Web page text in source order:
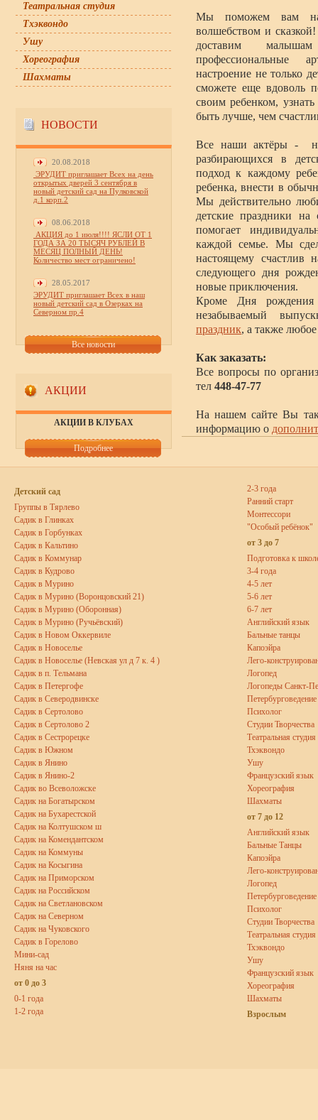
Театральная студия
Тхэквондо
Ушу
Хореография
Шахматы
НОВОСТИ
20.08.2018
ЭРУДИТ приглашает Всех на день
открытых дверей 3 сентября в
новый детский сад на Пулковской
д.1 корп.2
08.06.2018
АКЦИЯ до 1 июля!!!! ЯСЛИ ОТ 1
ГОДА ЗА 20 ТЫСЯЧ РУБЛЕЙ В
МЕСЯЦ ПОЛНЫЙ ДЕНЬ!
Количество мест ограничено!
28.05.2017
ЭРУДИТ приглашает Всех в наш
новый детский сад в Озерках на
Северном пр.4
Все новости
АКЦИИ
АКЦИИ В КЛУБАХ
Подробнее
Мы поможем вам
волшебством и
доставим
профессиональные
настроение не только
сможете еще вдоволь
своим ребенком,
быть лучше, чем
Все наши актёры -
разбирающихся в
подход к каждому
ребенка, внести в
Мы действительно
детские праздники
помогает
каждой семье. Мы
настоящему счастлив
следующего дня
новые приключения.
Кроме Дня
незабываемый
праздник, а также
Как заказать:
Все вопросы по
тел 448-47-77
На нашем сайте Вы
информацию о
Детский сад
Группы в Тярлево
Садик в Глинках
Садик в Горбунках
Садик в Кальтино
Садик в Коммунар
Садик в Кудрово
Садик в Мурино
Садик в Мурино (Воронцовский 21)
Садик в Мурино (Оборонная)
Садик в Мурино (Ручьёвский)
Садик в Новом Оккервиле
Садик в Новоселье
Садик в Новоселье (Невская ул д 7 к. 4 )
Садик в п. Тельмана
Садик в Петергофе
Садик в Северодвинске
Садик в Сертолово
Садик в Сертолово 2
Садик в Сестрорецке
Садик в Южном
Садик в Янино
Садик в Янино-2
Садик во Всеволожске
Садик на Богатырском
Садик на Бухарестской
Садик на Колтушском ш
Садик на Комендантском
Садик на Коммуны
Садик на Косыгина
Садик на Приморском
Садик на Российском
Садик на Светлановском
Садик на Северном
Садик на Чуковского
Садик в Горелово
Мини-сад
Няня на час
от 0 до 3
0-1 года
1-2 года
2-3 года
Ранний старт
Монтессори
"Особый ребёнок"
от 3 до 7
Подготовка к
3-4 года
4-5 лет
5-6 лет
6-7 лет
Английский язык
Бальные танцы
Капоэйра
Лего-
Логопед
Логопеды Санкт-
Петербурговедение
Психолог
Студии Творчества
Театральная студия
Тхэквондо
Ушу
Французский язык
Хореография
Шахматы
от 7 до 12
Английский язык
Бальные Танцы
Капоэйра
Лего-
Логопед
Петербурговедение
Психолог
Студии Творчества
Театральная студия
Тхэквондо
Ушу
Французский язык
Хореография
Шахматы
Взрослым